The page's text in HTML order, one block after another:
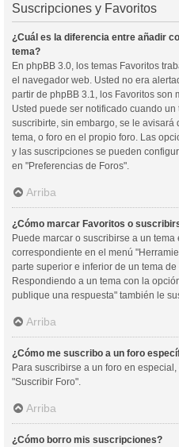
Suscripciones y Favoritos
¿Cuál es la diferencia entre añadir
tema?
En phpBB 3.0, los temas Favoritos
el navegador web. Usted no era
partir de phpBB 3.1, los Favoritos son
Usted puede ser notificado cuando un
suscribirte, sin embargo, se le
tema, o foro en el propio foro. Las
y las suscripciones se pueden
en "Preferencias de Foros".
Arriba
¿Cómo marcar Favoritos o
Puede marcar o suscribirse a un
correspondiente en el menú
parte superior e inferior de un tema de
Respondiendo a un tema con la
publique una respuesta" también le
Arriba
¿Cómo me suscribo a un foro
Para suscribirse a un foro en
"Suscribir Foro".
Arriba
¿Cómo borro mis suscripciones?